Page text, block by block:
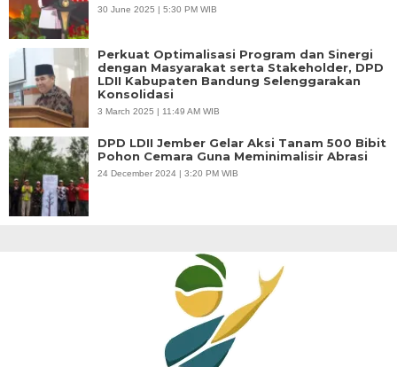
30 June 2025 | 5:30 PM WIB
Perkuat Optimalisasi Program dan Sinergi
dengan Masyarakat serta Stakeholder, DPD
LDII Kabupaten Bandung Selenggarakan
Konsolidasi
3 March 2025 | 11:49 AM WIB
DPD LDII Jember Gelar Aksi Tanam 500 Bibit
Pohon Cemara Guna Meminimalisir Abrasi
24 December 2024 | 3:20 PM WIB